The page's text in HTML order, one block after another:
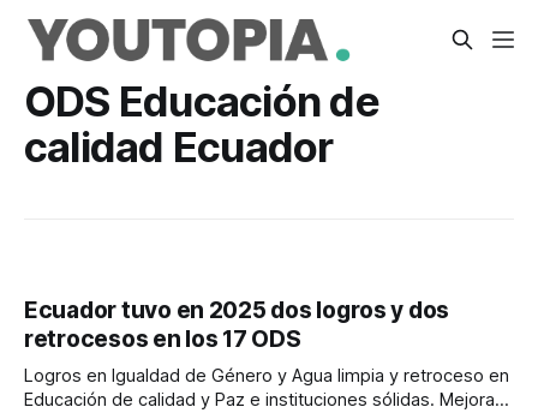
ODS Educación de
calidad Ecuador
Ecuador tuvo en 2025 dos logros y dos
retrocesos en los 17 ODS
Logros en Igualdad de Género y Agua limpia y retroceso en
Educación de calidad y Paz e instituciones sólidas. Mejoras